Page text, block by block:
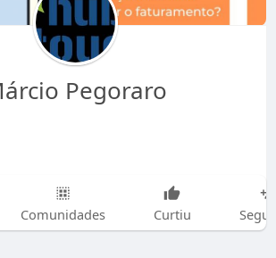
Pegoraro
Comunidades Curtiu